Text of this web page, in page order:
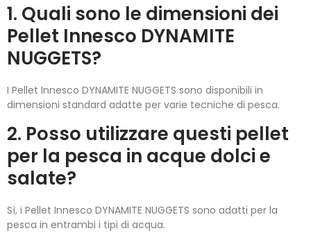
1. Quali sono le dimensioni dei
Pellet Innesco DYNAMITE
NUGGETS?
I Pellet Innesco DYNAMITE NUGGETS sono disponibili in
dimensioni standard adatte per varie tecniche di pesca.
2. Posso utilizzare questi pellet
per la pesca in acque dolci e
salate?
Sì, i Pellet Innesco DYNAMITE NUGGETS sono adatti per la
pesca in entrambi i tipi di acqua.